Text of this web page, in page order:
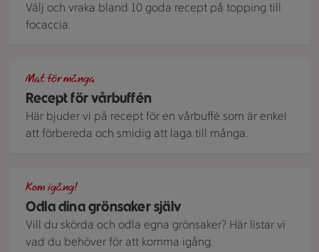
Välj och vraka bland 10 goda recept på topping till
focaccia.
Recept för vårbuffén
Mat för många
Här bjuder vi på recept för en vårbuffé som är enkel
att förbereda och smidig att laga till många.
Odla dina grönsaker själv
Kom igång!
Vill du skörda och odla egna grönsaker? Här listar vi
vad du behöver för att komma igång.